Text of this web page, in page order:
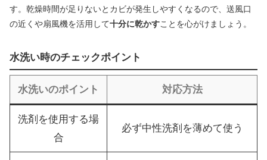
す。乾燥時間が足りないとカビが発生しやすくなるので、送風口
の近くや扇風機を活用して十分に乾かすことを心がけましょう。
水洗い時のチェックポイント
水洗いのポイント 対応方法
洗剤を使用する場
合
必ず中性洗剤を薄めて使う